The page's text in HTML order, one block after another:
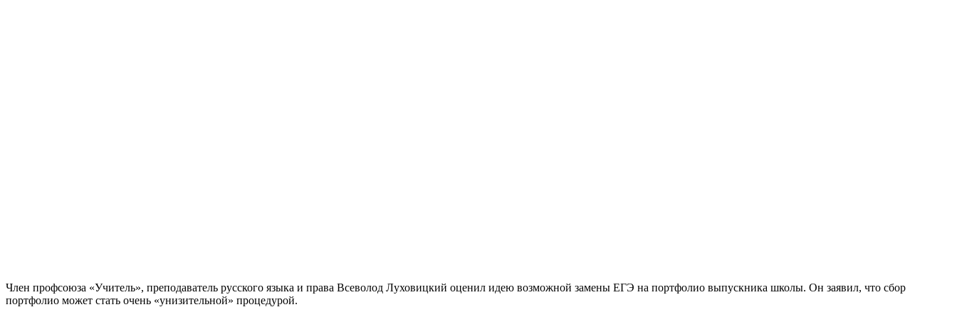
Член профсоюза «Учитель», преподаватель русского языка и права Всеволод Луховицкий оценил идею возможной замены ЕГЭ на портфолио выпускника школы. Он заявил, что сбор
портфолио может стать очень «унизительной» процедурой.